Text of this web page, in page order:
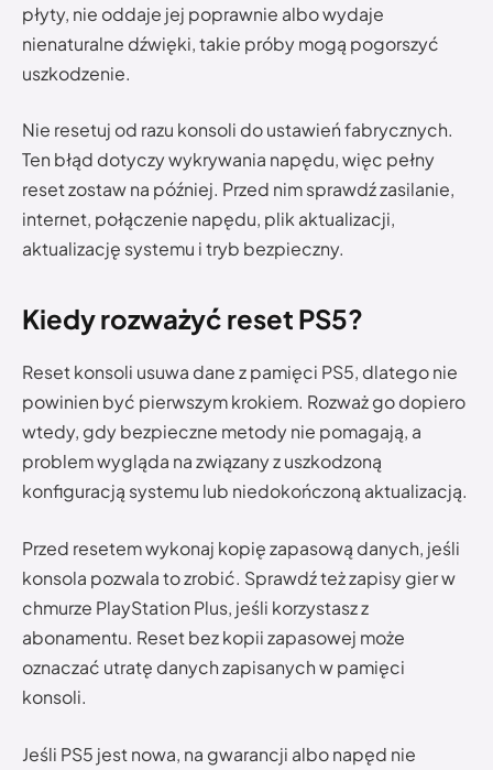
płyty, nie oddaje jej poprawnie albo wydaje
nienaturalne dźwięki, takie próby mogą pogorszyć
uszkodzenie.
Nie resetuj od razu konsoli do ustawień fabrycznych.
Ten błąd dotyczy wykrywania napędu, więc pełny
reset zostaw na później. Przed nim sprawdź zasilanie,
internet, połączenie napędu, plik aktualizacji,
aktualizację systemu i tryb bezpieczny.
Kiedy rozważyć reset PS5?
Reset konsoli usuwa dane z pamięci PS5, dlatego nie
powinien być pierwszym krokiem. Rozważ go dopiero
wtedy, gdy bezpieczne metody nie pomagają, a
problem wygląda na związany z uszkodzoną
konfiguracją systemu lub niedokończoną aktualizacją.
Przed resetem wykonaj kopię zapasową danych, jeśli
konsola pozwala to zrobić. Sprawdź też zapisy gier w
chmurze PlayStation Plus, jeśli korzystasz z
abonamentu. Reset bez kopii zapasowej może
oznaczać utratę danych zapisanych w pamięci
konsoli.
Jeśli PS5 jest nowa, na gwarancji albo napęd nie